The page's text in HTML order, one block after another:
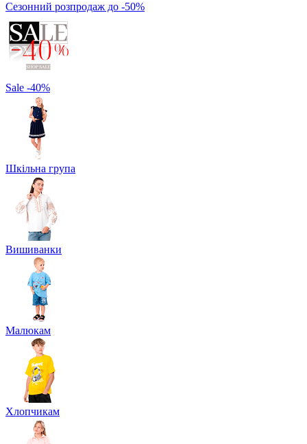
Сезонний розпродаж до -50%
Sale -40%
Шкільна група
Вишиванки
Малюкам
Хлопчикам